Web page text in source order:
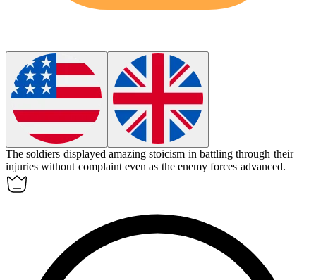
The soldiers displayed amazingstoicism in battling through their
injuries without complaint even as the enemy forces advanced.